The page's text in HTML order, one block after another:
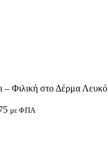
Φιλική στο Δέρμα Λευκό
με ΦΠΑ